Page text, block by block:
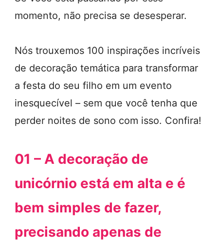
momento, não precisa se desesperar.
Nós trouxemos 100 inspirações incríveis
de decoração temática para transformar
a festa do seu filho em um evento
inesquecível – sem que você tenha que
perder noites de sono com isso. Confira!
01 – A decoração de
unicórnio está em alta e é
bem simples de fazer,
precisando apenas de